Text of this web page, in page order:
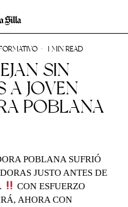
1 MIN READ
SIN
A JOVEN
POBLANA
POBLANA SUFRIÓ
JUSTO ANTES DE
CON ESFUERZO
AHORA CON